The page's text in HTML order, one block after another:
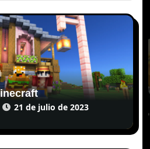
21 de julio de 2023